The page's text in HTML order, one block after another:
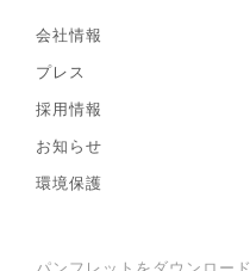
会社情報
プレス
採用情報
お知らせ
環境保護